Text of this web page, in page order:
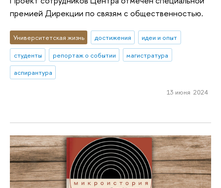
премией Дирекции по связям с общественностью.
Университетская жизнь достижения
идеи и опыт
студенты
репортаж о событии
магистратура
аспирантура
13 июня 2024